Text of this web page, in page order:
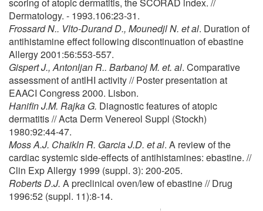
Dermatology. - 1993.106:23-31.
Frossard N.. Vlto-Durand D., Mounedjl N. et al. Duration of
antihistamine effect following discontinuation of ebastine
Allergy 2001:56:553-557.
Gispert J., Antonljan R.. Barbanoj M. et. al. Comparative
assessment of antlHI activity // Poster presentation at
EAACI Congress 2000. Lisbon.
Hanifin J.M. Rajka G. Diagnostic features of atopic
dermatitis // Acta Derm Venereol Suppl (Stockh)
1980:92:44-47.
Moss A.J. Chaikln R. Garcia J.D. et al. A review of the
cardiac systemic side-effects of antihistamines: ebastine. //
Clin Exp Allergy 1999 (suppl. 3): 200-205.
Roberts D.J. A preclinical oven/lew of ebastine // Drug
1996:52 (suppl. 11):8-14.